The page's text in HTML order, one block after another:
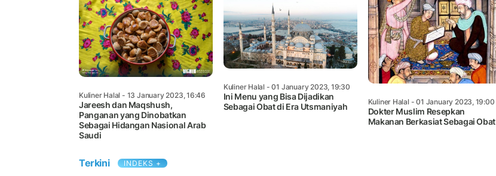
Kuliner Halal - 13 January 2023, 16:46
Jareesh dan Maqshush,
Panganan yang Dinobatkan
Sebagai Hidangan Nasional Arab
Saudi
Kuliner Halal - 01 January 2023, 19:30
Ini Menu yang Bisa Dijadikan
Sebagai Obat di Era Utsmaniyah
Kuliner Halal - 01 January 2023, 19:00
Dokter Muslim Resepkan
Makanan Berkasiat Sebagai Obat
Terkini INDEKS +